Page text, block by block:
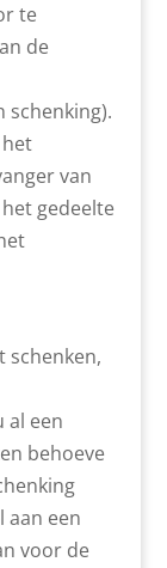
te
de
schenking).
van
gedeelte
schenken,
al een
behoeve
aan een
voor de